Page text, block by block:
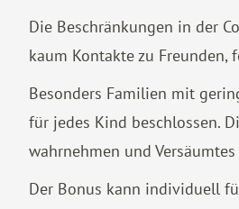
Die Beschränkungen in der
kaum Kontakte zu
Besonders Familien mit
für jedes Kind beschlossen.
wahrnehmen und
Der Bonus kann individuell